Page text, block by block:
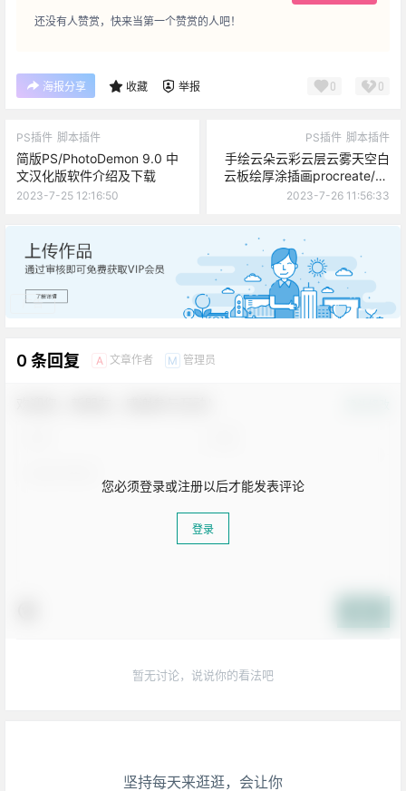
还没有人赞赏，快来当第一个赞赏的人吧！
海报分享 收藏 举报 0 0
PS插件 脚本插件
简版PS/PhotoDemon 9.0 中
文汉化版软件介绍及下载
2023-7-25 12:16:50
PS插件 脚本插件
手绘云朵云彩云层云雾天空白
云板绘厚涂插画procreate/ps
笔刷
2023-7-26 11:56:33
广告
0 条回复 A 文章作者 M 管理员
您必须登录或注册以后才能发表评论
登录
暂无讨论，说说你的看法吧
坚持每天来逛逛，会让你
心情也舒畅了！
腿也不痛了！